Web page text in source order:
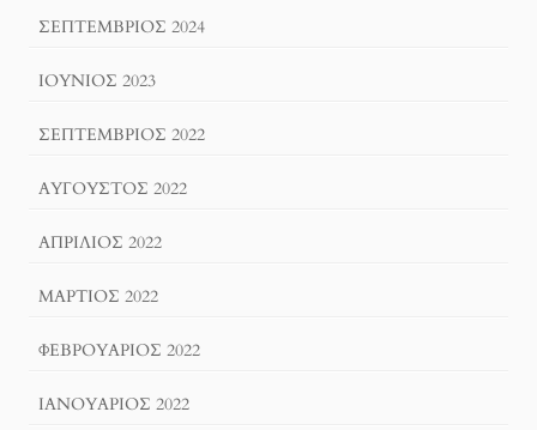
ΣΕΠΤΈΜΒΡΙΟΣ 2024
ΙΟΎΝΙΟΣ 2023
ΣΕΠΤΈΜΒΡΙΟΣ 2022
ΑΎΓΟΥΣΤΟΣ 2022
ΑΠΡΊΛΙΟΣ 2022
ΜΆΡΤΙΟΣ 2022
ΦΕΒΡΟΥΆΡΙΟΣ 2022
ΙΑΝΟΥΆΡΙΟΣ 2022